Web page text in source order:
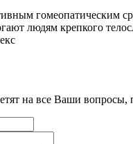
гомеопатическим
людям крепкого
на все Ваши вопросы,